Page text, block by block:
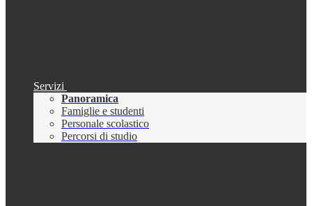
Servizi
Panoramica
Famiglie e studenti
Personale scolastico
Percorsi di studio